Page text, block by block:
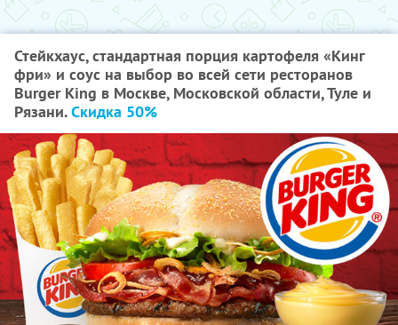
Стейкхаус, стандартная порция картофеля «Кинг
фри» и соус на выбор во всей сети ресторанов
Burger King в Москве, Московской области, Туле и
Рязани.Скидка 50%